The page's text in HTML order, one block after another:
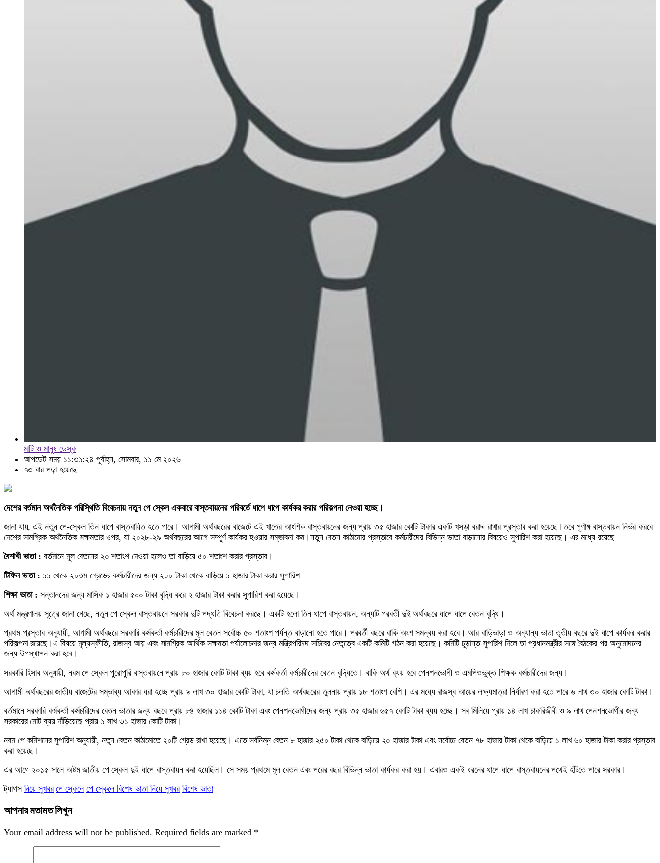
মাটি ও মানুষ ডেস্ক
আপডেট সময় ১১:৩১:২৪ পূর্বাহ্ন, সোমবার, ১১ মে ২০২৬
৭৩ বার পড়া হয়েছে
দেশের বর্তমান অর্থনৈতিক পরিস্থিতি বিবেচনায় নতুন পে স্কেল একবারে বাস্তবায়নের পরিবর্তে ধাপে ধাপে কার্যকর করার পরিকল্পনা নেওয়া হচ্ছে।
জানা যায়, এই নতুন পে-স্কেল তিন ধাপে বাস্তবায়িত হতে পারে। আগামী অর্থবছরের বাজেটে এই খাতের আংশিক বাস্তবায়নের জন্য প্রায় ৩৫ হাজার কোটি টাকার একটি খসড়া বরাদ্দ রাখার প্রস্তাব করা হয়েছে।তবে পূর্ণাঙ্গ বাস্তবায়ন নির্ভর করবে
দেশের সামগ্রিক অর্থনৈতিক সক্ষমতার ওপর, যা ২০২৮-২৯ অর্থবছরের আগে সম্পূর্ণ কার্যকর হওয়ার সম্ভাবনা কম।নতুন বেতন কাঠামোর প্রস্তাবে কর্মচারীদের বিভিন্ন ভাতা বাড়ানোর বিষয়েও সুপারিশ করা হয়েছে। এর মধ্যে রয়েছে—
বৈশাখী ভাতা : বর্তমানে মূল বেতনের ২০ শতাংশ দেওয়া হলেও তা বাড়িয়ে ৫০ শতাংশ করার প্রস্তাব।
টিফিন ভাতা : ১১ থেকে ২০তম গ্রেডের কর্মচারীদের জন্য ২০০ টাকা থেকে বাড়িয়ে ১ হাজার টাকা করার সুপারিশ।
শিক্ষা ভাতা : সন্তানদের জন্য মাসিক ১ হাজার ৫০০ টাকা বৃদ্ধি করে ২ হাজার টাকা করার সুপারিশ করা হয়েছে।
অর্থ মন্ত্রণালয় সূত্রে জানা গেছে, নতুন পে স্কেল বাস্তবায়নে সরকার দুটি পদ্ধতি বিবেচনা করছে। একটি হলো তিন ধাপে বাস্তবায়ন, অন্যটি পরবর্তী দুই অর্থবছরে ধাপে ধাপে বেতন বৃদ্ধি।
প্রথম প্রস্তাব অনুযায়ী, আগামী অর্থবছরে সরকারি কর্মকর্তা কর্মচারীদের মূল বেতন সর্বোচ্চ ৫০ শতাংশ পর্যন্ত বাড়ানো হতে পারে। পরবর্তী বছরে বাকি অংশ সমন্বয় করা হবে। আর বাড়িভাড়া ও অন্যান্য ভাতা তৃতীয় বছরে দুই ধাপে কার্যকর করার
পরিকল্পনা রয়েছে।এ বিষয়ে মূল্যস্ফীতি, রাজস্ব আয় এবং সামগ্রিক আর্থিক সক্ষমতা পর্যালোচনার জন্য মন্ত্রিপরিষদ সচিবের নেতৃত্বে একটি কমিটি গঠন করা হয়েছে। কমিটি চূড়ান্ত সুপারিশ দিলে তা প্রধানমন্ত্রীর সঙ্গে বৈঠকের পর অনুমোদনের
জন্য উপস্থাপন করা হবে।
সরকারি হিসাব অনুযায়ী, নবম পে স্কেল পুরোপুরি বাস্তবায়নে প্রায় ৮০ হাজার কোটি টাকা ব্যয় হবে কর্মকর্তা কর্মচারীদের বেতন বৃদ্ধিতে। বাকি অর্থ ব্যয় হবে পেনশনভোগী ও এমপিওভুক্ত শিক্ষক কর্মচারীদের জন্য।
আগামী অর্থবছরের জাতীয় বাজেটের সম্ভাব্য আকার ধরা হচ্ছে প্রায় ৯ লাখ ৩০ হাজার কোটি টাকা, যা চলতি অর্থবছরের তুলনায় প্রায় ১৮ শতাংশ বেশি। এর মধ্যে রাজস্ব আয়ের লক্ষ্যমাত্রা নির্ধারণ করা হতে পারে ৬ লাখ ৩০ হাজার কোটি টাকা।
বর্তমানে সরকারি কর্মকর্তা কর্মচারীদের বেতন ভাতার জন্য বছরে প্রায় ৮৪ হাজার ১১৪ কোটি টাকা এবং পেনশনভোগীদের জন্য প্রায় ৩৫ হাজার ৬৫৭ কোটি টাকা ব্যয় হচ্ছে। সব মিলিয়ে প্রায় ১৪ লাখ চাকরিজীবী ও ৯ লাখ পেনশনভোগীর জন্য
সরকারের মোট ব্যয় দাঁড়িয়েছে প্রায় ১ লাখ ৩১ হাজার কোটি টাকা।
নবম পে কমিশনের সুপারিশ অনুযায়ী, নতুন বেতন কাঠামোতে ২০টি গ্রেড রাখা হয়েছে। এতে সর্বনিম্ন বেতন ৮ হাজার ২৫০ টাকা থেকে বাড়িয়ে ২০ হাজার টাকা এবং সর্বোচ্চ বেতন ৭৮ হাজার টাকা থেকে বাড়িয়ে ১ লাখ ৬০ হাজার টাকা করার প্রস্তাব
করা হয়েছে।
এর আগে ২০১৫ সালে অষ্টম জাতীয় পে স্কেল দুই ধাপে বাস্তবায়ন করা হয়েছিল। সে সময় প্রথমে মূল বেতন এবং পরের বছর বিভিন্ন ভাতা কার্যকর করা হয়। এবারও একই ধরনের ধাপে ধাপে বাস্তবায়নের পথেই হাঁটতে পারে সরকার।
ট্যাগস নিয়ে সুখবর পে স্কেলে পে স্কেলে বিশেষ ভাতা নিয়ে সুখবর বিশেষ ভাতা
আপনার মতামত লিখুন
Your email address will not be published. Required fields are marked *